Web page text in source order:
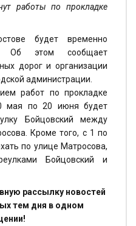
работы по прокладке
будет временно
Об этом сообщает
дорог и организации
администрации.
работ по прокладке
мая по 20 июня будет
Бойцовский между
Кроме того, с 1 по
по улице Матросова,
Бойцовский и
рассылку новостей
тем дня в одном